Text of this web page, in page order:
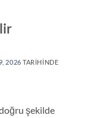
2026 TARIHINDE
şekilde